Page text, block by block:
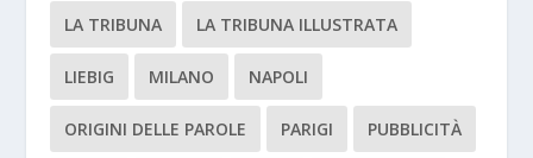
LA TRIBUNA LA TRIBUNA ILLUSTRATA
LIEBIG MILANO NAPOLI
ORIGINI DELLE PAROLE PARIGI PUBBLICITÀ